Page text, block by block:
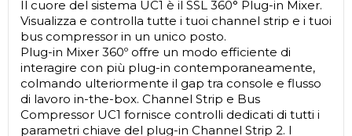
Il cuore del sistema UC1 è il SSL 360° Plug-in Mixer.
Visualizza e controlla tutte i tuoi channel strip e i tuoi
bus compressor in un unico posto.
Plug-in Mixer 360º offre un modo efficiente di
interagire con più plug-in contemporaneamente,
colmando ulteriormente il gap tra console e flusso
di lavoro in-the-box. Channel Strip e Bus
Compressor UC1 fornisce controlli dedicati di tutti i
parametri chiave del plug-in Channel Strip 2. I